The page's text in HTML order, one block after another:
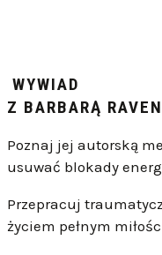
WYWIAD
Z BARBARĄ
Poznaj jej autorską
usuwać blokady
Przepracuj
życiem pełnym